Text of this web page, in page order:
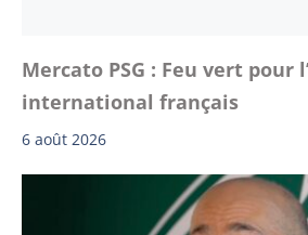
Mercato PSG : Feu vert pour
international français
6 août 2026